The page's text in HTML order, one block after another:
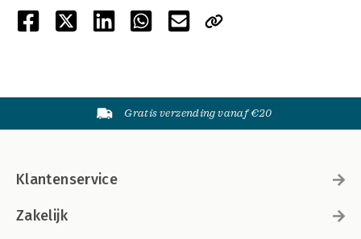
Gratis verzending vanaf €20
Klantenservice
Zakelijk